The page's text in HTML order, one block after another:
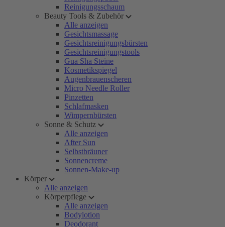
Reinigungsschaum
Beauty Tools & Zubehör
Alle anzeigen
Gesichtsmassage
Gesichtsreinigungsbürsten
Gesichtsreinigungstools
Gua Sha Steine
Kosmetikspiegel
Augenbrauenscheren
Micro Needle Roller
Pinzetten
Schlafmasken
Wimpernbürsten
Sonne & Schutz
Alle anzeigen
After Sun
Selbstbräuner
Sonnencreme
Sonnen-Make-up
Körper
Alle anzeigen
Körperpflege
Alle anzeigen
Bodylotion
Deodorant